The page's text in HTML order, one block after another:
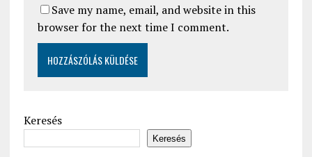
Save my name, email, and website in this
browser for the next time I comment.
Keresés
Keresés